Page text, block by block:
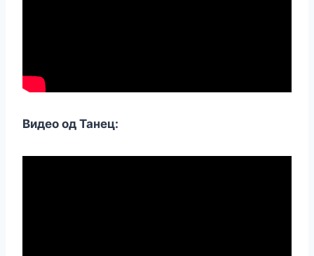
Видео од Танец: